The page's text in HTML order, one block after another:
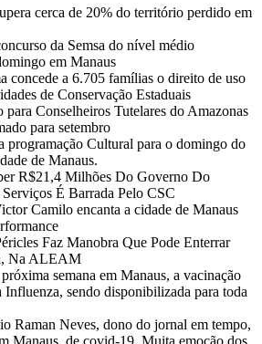
cerca de 20% do território perdido em
da Semsa do nível médio
em Manaus
concede a 6.705 famílias o direito de uso
de Conservação Estaduais
para Conselheiros Tutelares do Amazonas
para setembro
programação Cultural para o domingo do
de Manaus.
R$21,4 Milhões Do Governo Do
É Barrada Pelo CSC
Camilo encanta a cidade de Manaus
Faz Manobra Que Pode Enterrar
Na ALEAM
semana em Manaus, a vacinação
Influenza, sendo disponibilizada para toda
Raman Neves, dono do jornal em tempo,
Manaus, de covid-19. Muita emoção dos